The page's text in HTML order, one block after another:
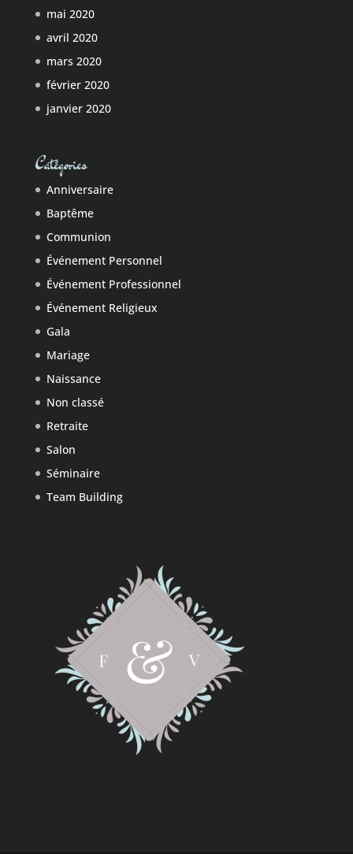
mai 2020
avril 2020
mars 2020
février 2020
janvier 2020
Catégories
Anniversaire
Baptême
Communion
Événement Personnel
Événement Professionnel
Événement Religieux
Gala
Mariage
Naissance
Non classé
Retraite
Salon
Séminaire
Team Building